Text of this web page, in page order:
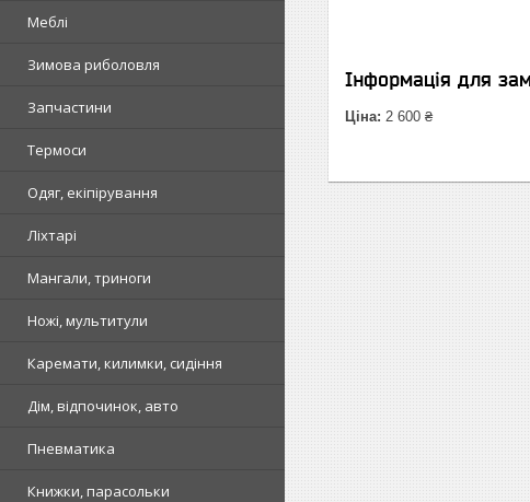
Меблі
Зимова риболовля
Запчастини
Термоси
Одяг, екіпірування
Ліхтарі
Мангали, триноги
Ножі, мультитули
Каремати, килимки, сидіння
Дім, відпочинок, авто
Пневматика
Книжки, парасольки
Інформація для
Ціна: 2 600 ₴